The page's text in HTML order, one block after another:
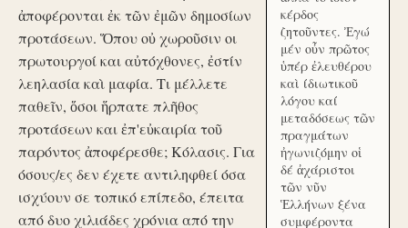
ἀποφέρονται ἐκ τῶν ἐμῶν δημοσίων
προτάσεων. Ὅπου οὐ χωροῦσιν οι
πρωτουργοί και αὐτόχθονες, ἐστίν
λεηλασία καὶ μαφία. Τι μέλλετε
παθεῖν, ὅσοι ἥρπατε πλῆθος
προτάσεων και ἐπ'εὐκαιρία τοῦ
παρόντος ἀποφέρεσθε; Κόλασις. Για
όσους/ες δεν έχετε αντιληφθεί όσα
ισχύουν σε τοπικό επίπεδο, έπειτα
από δυο χιλιάδες χρόνια από την
κέρδος
ζητοῦντες. Ἐγώ
μέν οὖν πρῶτος
ὑπέρ ἐλευθέρου
καὶ ίδιωτικοῦ
λόγου καί
μεταδόσεως τῶν
πραγμάτων
ἠγωνιζόμην οἱ
δέ ἀχάριστοι
τῶν νῦν
Ἑλλήνων ξένα
συμφέροντα